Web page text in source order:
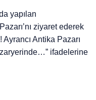
yapılan
ziyaret ederek
Antika Pazarı
ifadelerine